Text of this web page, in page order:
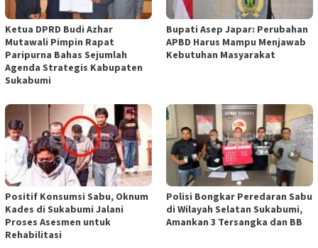
Ketua DPRD Budi Azhar
Mutawali Pimpin Rapat
Paripurna Bahas Sejumlah
Agenda Strategis Kabupaten
Sukabumi
Bupati Asep Japar: Perubahan
APBD Harus Mampu Menjawab
Kebutuhan Masyarakat
Positif Konsumsi Sabu, Oknum
Kades di Sukabumi Jalani
Proses Asesmen untuk
Rehabilitasi
Polisi Bongkar Peredaran Sabu
di Wilayah Selatan Sukabumi,
Amankan 3 Tersangka dan BB